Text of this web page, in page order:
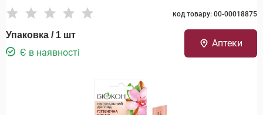
код товару: 00-00018875
Упаковка / 1 шт
Є в наявності
Аптеки